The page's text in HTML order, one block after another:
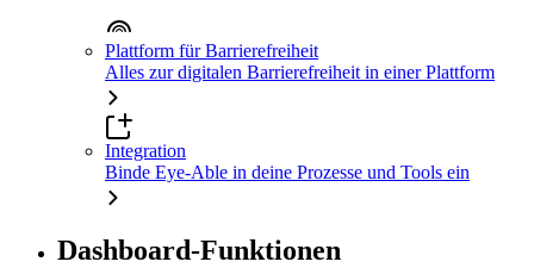
Plattform für Barrierefreiheit
Alles zur digitalen Barrierefreiheit in einer Plattform
Integration
Binde Eye-Able in deine Prozesse und Tools ein
Dashboard-Funktionen